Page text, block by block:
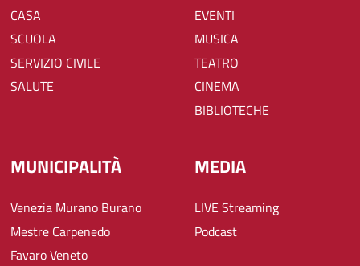
CASA
SCUOLA
SERVIZIO CIVILE
SALUTE
EVENTI
MUSICA
TEATRO
CINEMA
BIBLIOTECHE
MUNICIPALITÀ
Venezia Murano Burano
Mestre Carpenedo
Favaro Veneto
MEDIA
LIVE Streaming
Podcast